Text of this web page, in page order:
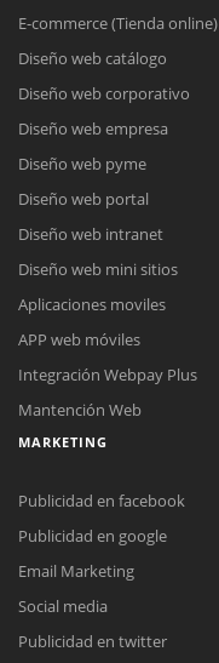
E-commerce (Tienda online)
Diseño web catálogo
Diseño web corporativo
Diseño web empresa
Diseño web pyme
Diseño web portal
Diseño web intranet
Diseño web mini sitios
Aplicaciones moviles
APP web móviles
Integración Webpay Plus
Mantención Web
MARKETING
Publicidad en facebook
Publicidad en google
Email Marketing
Social media
Publicidad en twitter